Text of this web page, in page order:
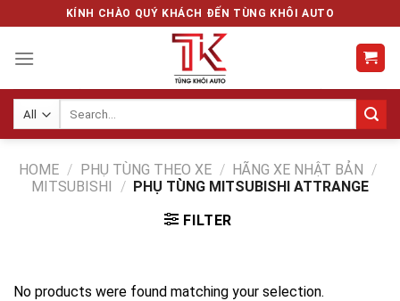
content
KÍNH CHÀO QUÝ KHÁCH ĐẾN TÙNG KHÔI AUTO
HOME / PHỤ TÙNG THEO XE / HÃNG XE NHẬT BẢN /
MITSUBISHI
/ PHỤ TÙNG MITSUBISHI ATTRANGE
FILTER
No products were found matching your selection.